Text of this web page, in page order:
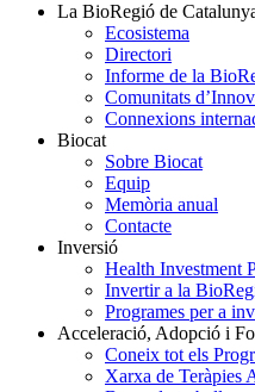
La BioRegió de
Ecosistema
Directori
Informe de la
Comunitats
Connexions
Biocat
Sobre Biocat
Equip
Memòria anual
Contacte
Inversió
Health Investment
Invertir a la
Programes per a
Acceleració, Adopció i
Coneix tot els
Xarxa de Teràpies